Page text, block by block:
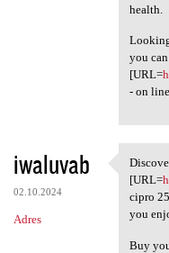
health.
you
[URL=
- on
iwaluvab
02.10.2024
Adres
[URL=
cipro
you
Buy